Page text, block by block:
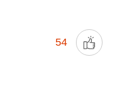
54